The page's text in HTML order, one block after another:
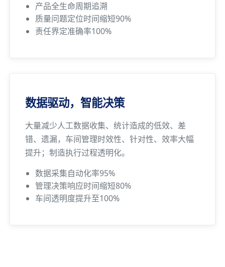
产品全生命周期追溯
质量问题定位时间缩短90%
责任界定准确率100%
数据驱动，智能决策
大量减少人工数据收集、统计造成的低效、差
错、遗漏，车间管理时效性、针对性、效率大幅
提升；制造执行过程透明化。
数据采集自动化率95%
管理决策响应时间缩短80%
车间透明度提升至100%